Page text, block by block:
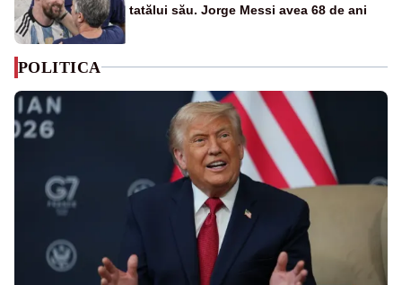
tatălui său. Jorge Messi avea 68 de ani
POLITICA